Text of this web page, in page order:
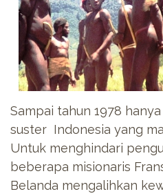
Sampai tahun 1978
suster Indonesia yang
Untuk menghindari
beberapa misionaris
Belanda mengalihkan